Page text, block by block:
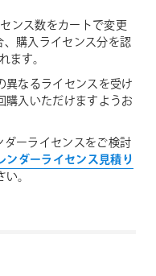
ンス数をカートで変更
購入ライセンス分を認
ます。
なるライセンスを受け
入いただけますようお
ーライセンスをご検討
ンダーライセンス見積り
。